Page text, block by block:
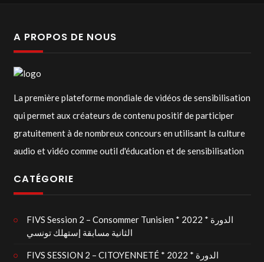
A PROPOS DE NOUS
La première plateforme mondiale de vidéos de sensibilisation
qui permet aux créateurs de contenu positif de participer
gratuitement à de nombreux concours en utilisant la culture
audio et vidéo comme outil d'éducation et de sensibilisation
CATÉGORIE
FIVS Session 2 – Consommer Tunisien * 2022 * الدورة
الثانية مسابقة إستهلك تونسي
FIVS SESSION 2 – CITOYENNETÉ * 2022 * الدورة